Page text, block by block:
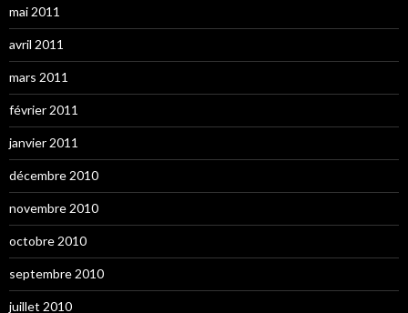
mai 2011
avril 2011
mars 2011
février 2011
janvier 2011
décembre 2010
novembre 2010
octobre 2010
septembre 2010
juillet 2010